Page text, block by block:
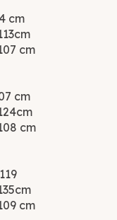
cm
cm
cm
cm
cm